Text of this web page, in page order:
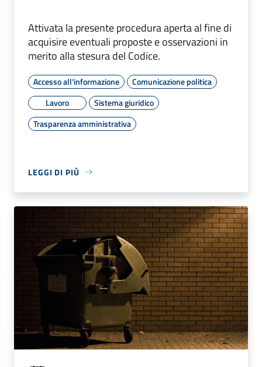
Attivata la presente procedura aperta al fine di
acquisire eventuali proposte e osservazioni in
merito alla stesura del Codice.
Accesso all'informazione
Comunicazione politica
Lavoro
Sistema giuridico
Trasparenza amministrativa
LEGGI DI PIÙ